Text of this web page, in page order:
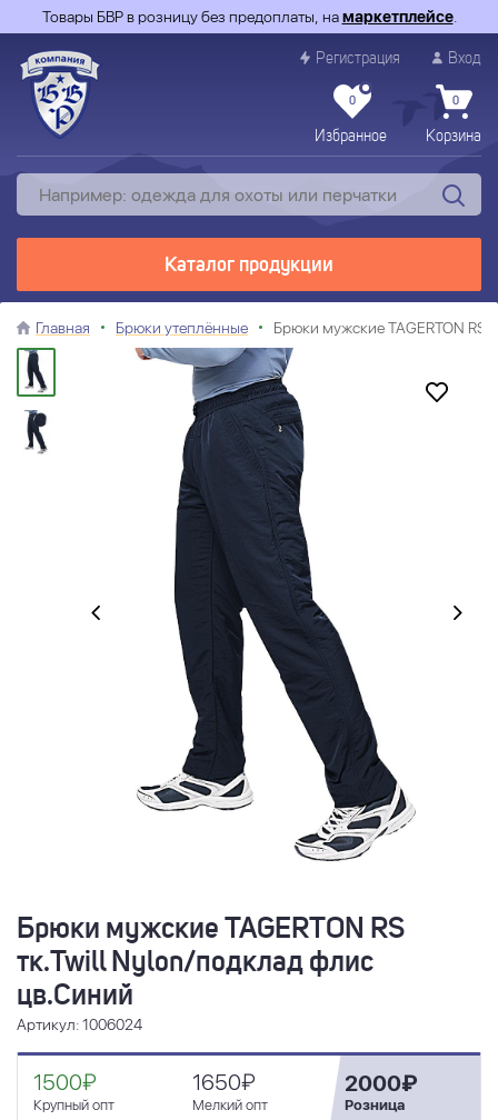
Товары БВР в розницу без предоплаты, намаркетплейсе.
Регистрация Вход
0
Избранное
0
Корзина
Каталог продукции
Главная Брюки утеплённые Брюки мужские TAGERTON RS
Брюки мужские TAGERTON RS
тк.Twill Nylon/подклад флис
цв.Синий
Артикул: 1006024
1500₽
Крупный опт
1650₽
Мелкий опт
2000₽
Розница